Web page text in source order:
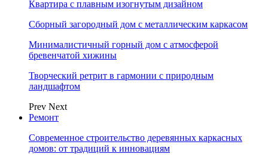
Квартира с плавным изогнутым дизайном
Сборный загородный дом с металлическим каркасом
Минималистичный горный дом с атмосферой
бревенчатой хижины
Творческий ретрит в гармонии с природным
ландшафтом
Prev Next
Ремонт
Современное строительство деревянных каркасных
домов: от традиций к инновациям